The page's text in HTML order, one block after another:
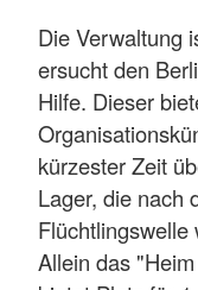
Die Verwaltung
ersucht den
Hilfe. Dieser
kürzester Zeit
Lager, die nach
Allein das